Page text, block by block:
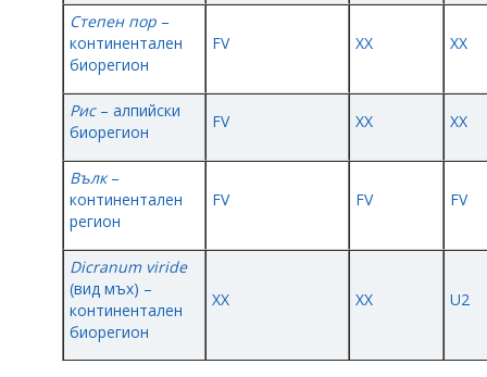
Степен пор –
континентален
биорегион
FV XX XX
Рис – алпийски
биорегион
FV XX XX
Вълк–
континентален
регион
FV FV FV
Dicranum viride
(вид мъх) –
континентален
биорегион
XX XX U2